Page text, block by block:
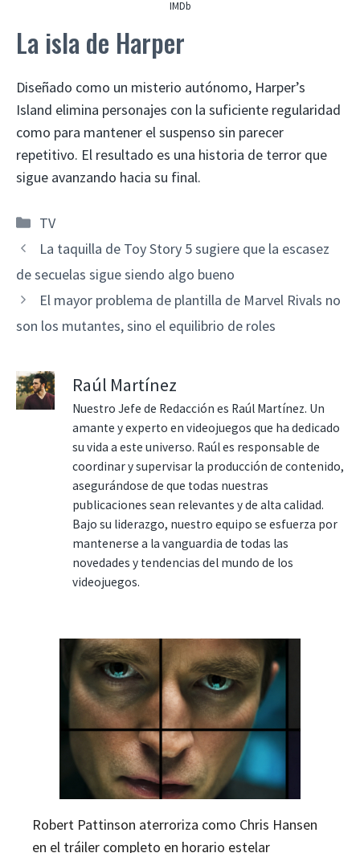
IMDb
La isla de Harper
Diseñado como un misterio autónomo, Harper’s
Island elimina personajes con la suficiente regularidad
como para mantener el suspenso sin parecer
repetitivo. El resultado es una historia de terror que
sigue avanzando hacia su final.
Categorías
TV
La taquilla de Toy Story 5 sugiere que la escasez
de secuelas sigue siendo algo bueno
El mayor problema de plantilla de Marvel Rivals no
son los mutantes, sino el equilibrio de roles
Raúl Martínez
Nuestro Jefe de Redacción es Raúl Martínez. Un
amante y experto en videojuegos que ha dedicado
su vida a este universo. Raúl es responsable de
coordinar y supervisar la producción de contenido,
asegurándose de que todas nuestras
publicaciones sean relevantes y de alta calidad.
Bajo su liderazgo, nuestro equipo se esfuerza por
mantenerse a la vanguardia de todas las
novedades y tendencias del mundo de los
videojuegos.
Robert Pattinson aterroriza como Chris Hansen
en el tráiler completo en horario estelar